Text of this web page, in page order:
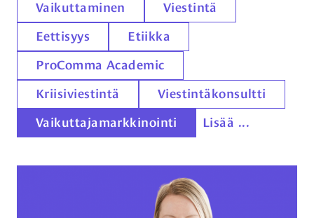
Vaikuttaminen Viestintä
Eettisyys Etiikka
ProComma Academic
Kriisiviestintä Viestintäkonsultti
Vaikuttajamarkkinointi Lisää ...